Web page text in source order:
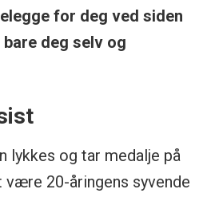
for deg ved siden
deg selv og
lykkes og tar medalje på
være 20-åringens syvende